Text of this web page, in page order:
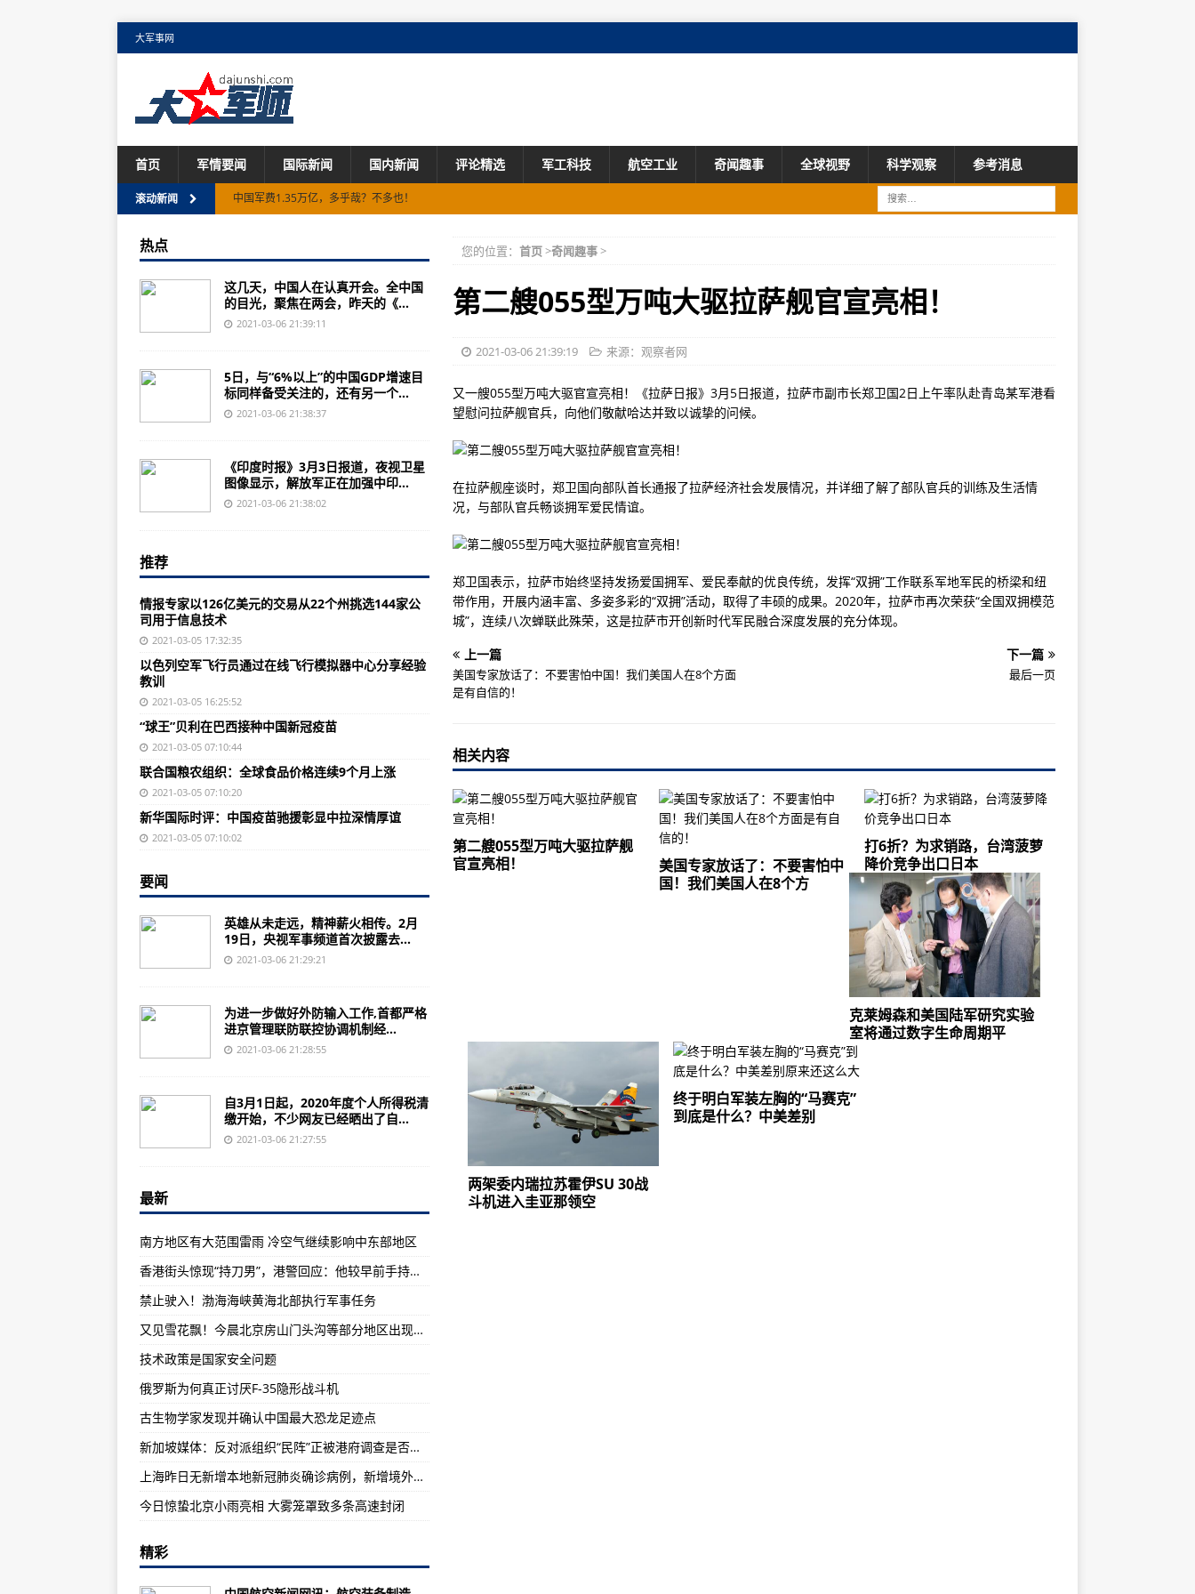
大军事网
首页 军情要闻 国际新闻 国内新闻 评论精选 军工科技 航空工业 奇闻趣事 全球视野 科学观察 参考消息
滚动新闻
中国军费1.35万亿，多乎哉？不多也！
全球第一战舰将配超级武器！激光和高超音速导弹上舰 称霸海洋
美国专家放话了：不要害怕中国！我们美国人在8个方面是有自信的！
外媒：中国军费今年“温和增长”：军力已走向成熟！
台当局炒作“反制共机扰台”新招：向国际发推“告状”
韩国被坑惨了：美国不给技术隐形战机无法“完全隐形”
变本加厉？“断交”42年后，美政客与台代表“约饭”！
印度媒体用美国卫星观察解放军天文点哨所，发现设施日趋完备
英雄团长祁发宝身边的翻译，找到了
@香港直航入境进京人员：核酸阴性证明必须标明为这些采样方式！
《你好，李焕英》总票房逆袭《哪吒》，成中国影史亚军
香港街头惊现“持刀男”，港警回应：他较早前手持武器闯银行恐吓职员，已被拘捕
山东禹城：关于紧急寻找新冠肺炎病例密切接触者的密切接触者的通告
香港政团和团体：坚决支持全国人大完善香港特区选举制度
审判黎智英欺诈案的法官被恐吓“炸死全家”，港警出动拘捕一人！
教师证、导游证、记者证……都可以抵扣个税！
国家卫健委：新增确诊病例10例，均为境外输入病例
落日余晖照主人公，一年后再同框
拿下军运会历史上首枚乒乓球金牌，樊振东荣立一等功
又见雪花飘！今晨北京房山门头沟等部分地区出现降雪
军队代表委员谈军队参与抗疫斗争：人民的安危 子弟兵的牵挂
空中战场即将进入“万物互联”时代？
全球同时在线航班已接近疫情前数量
珠海摩天宇新增LEAP两型号发动机大修业务
亚太地区军用飞机现代化和改造市场2021年全球展望
克莱姆森和美国陆军研究实验室将通过数字生命周期平台进行3D打印弹药和零件
LiquidPiston赢得空军合同以克服eVTOL和UAS推进中电池的缺点
退伍军人可以在满足网络安全需求方面发挥关键作用
技术政策是国家安全问题
诺维塔通过国防部SkillBridge计划成功招募美国军人
情报专家以126亿美元的交易从22个州挑选144家公司用于信息技术
军队迈出了迈向电动汽车技术的一步
美国空军参谋长访问希尔空军基地
俄罗斯为何真正讨厌F-35隐形战斗机
您的位置： 首页>奇闻趣事>
第二艘055型万吨大驱拉萨舰官宣亮相！
2021-03-06 21:39:19 来源：观察者网
又一艘055型万吨大驱官宣亮相！《拉萨日报》3月5日报道，拉萨市副市长郑卫国2日上午率队赴青岛某军港看
望慰问拉萨舰官兵，向他们敬献哈达并致以诚挚的问候。
在拉萨舰座谈时，郑卫国向部队首长通报了拉萨经济社会发展情况，并详细了解了部队官兵的训练及生活情
况，与部队官兵畅谈拥军爱民情谊。
郑卫国表示，拉萨市始终坚持发扬爱国拥军、爱民奉献的优良传统，发挥“双拥”工作联系军地军民的桥梁和纽
带作用，开展内涵丰富、多姿多彩的“双拥”活动，取得了丰硕的成果。2020年，拉萨市再次荣获“全国双拥模范
城”，连续八次蝉联此殊荣，这是拉萨市开创新时代军民融合深度发展的充分体现。
上一篇
美国专家放话了：不要害怕中国！我们美国人在8个方面
是有自信的！
下一篇
最后一页
相关内容
第二艘055型万吨大驱拉萨舰
官宣亮相！
美国专家放话了：不要害怕中
国！我们美国人在8个方
打6折？为求销路，台湾菠萝
降价竞争出口日本
克莱姆森和美国陆军研究实验
室将通过数字生命周期平
两架委内瑞拉苏霍伊SU 30战
斗机进入圭亚那领空
终于明白军装左胸的“马赛克”
到底是什么？中美差别
热点
这几天，中国人在认真开会。全中国
的目光，聚焦在两会，昨天的《...
2021-03-06 21:39:11
5日，与“6%以上”的中国GDP增速目
标同样备受关注的，还有另一个...
2021-03-06 21:38:37
《印度时报》3月3日报道，夜视卫星
图像显示，解放军正在加强中印...
2021-03-06 21:38:02
推荐
情报专家以126亿美元的交易从22个州挑选144家公
司用于信息技术
2021-03-05 17:32:35
以色列空军飞行员通过在线飞行模拟器中心分享经验
教训
2021-03-05 16:25:52
“球王”贝利在巴西接种中国新冠疫苗
2021-03-05 07:10:44
联合国粮农组织：全球食品价格连续9个月上涨
2021-03-05 07:10:20
新华国际时评：中国疫苗驰援彰显中拉深情厚谊
2021-03-05 07:10:02
要闻
英雄从未走远，精神薪火相传。2月
19日，央视军事频道首次披露去...
2021-03-06 21:29:21
为进一步做好外防输入工作,首都严格
进京管理联防联控协调机制经...
2021-03-06 21:28:55
自3月1日起，2020年度个人所得税清
缴开始，不少网友已经晒出了自...
2021-03-06 21:27:55
最新
南方地区有大范围雷雨 冷空气继续影响中东部地区
香港街头惊现“持刀男”，港警回应：他较早前手持武器闯银行恐吓职员，已被拘捕
禁止驶入！渤海海峡黄海北部执行军事任务
又见雪花飘！今晨北京房山门头沟等部分地区出现降雪
技术政策是国家安全问题
俄罗斯为何真正讨厌F-35隐形战斗机
古生物学家发现并确认中国最大恐龙足迹点
新加坡媒体：反对派组织“民阵”正被港府调查是否曾获美国资助，若属实将被取缔
上海昨日无新增本地新冠肺炎确诊病例，新增境外输入6例，治愈出院2例
今日惊蛰北京小雨亮相 大雾笼罩致多条高速封闭
精彩